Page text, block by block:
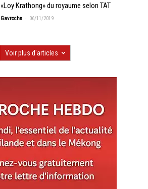
«Loy Krathong» du royaume selon TAT
Gavroche - 06/11/2019
Voir plus d'articles